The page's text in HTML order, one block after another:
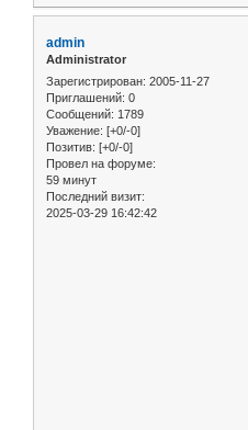
admin
Administrator
Зарегистрирован: 2005-11-27
Приглашений: 0
Сообщений: 1789
Уважение: [+0/-0]
Позитив: [+0/-0]
Провел на форуме:
59 минут
Последний визит:
2025-03-29 16:42:42